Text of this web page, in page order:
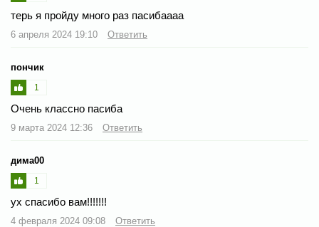
терь я пройду много раз пасибаааа
6 апреля 2024 19:10 Ответить
пончик
1
Очень классно пасиба
9 марта 2024 12:36 Ответить
дима00
1
ух спасибо вам!!!!!!!
4 февраля 2024 09:08 Ответить